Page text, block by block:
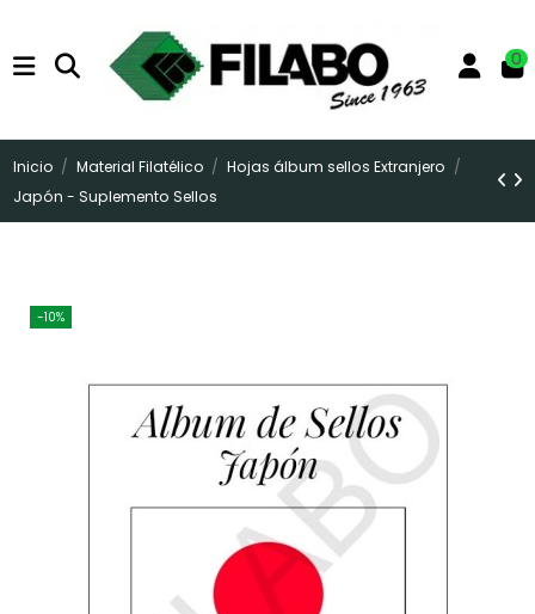
0
Inicio Material Filatélico
Hojas álbum sellos Extranjero
Japón - Suplemento Sellos
-10%